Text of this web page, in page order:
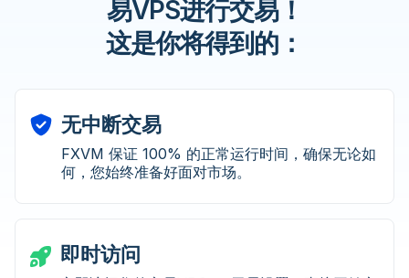
易VPS进行交易！
这是你将得到的：
无中断交易
FXVM 保证 100% 的正常运行时间，确保无论如
何，您始终准备好面对市场。
即时访问